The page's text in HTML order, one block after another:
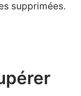
supprimées.